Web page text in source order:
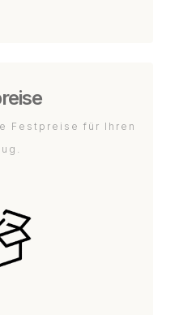
Festpreise für Ihren